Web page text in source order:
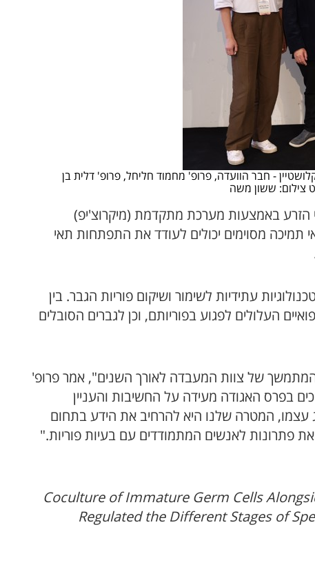
- חבר הוועדה, פרופ' מחמוד חליחל, פרופ' דלית בן
צילום: ששון משה
הזרע באמצעות מערכת מתקדמת (מיקרוצ'יפ)
מסוימים יכולים לעודד את התפתחות תאי
עתידיות לשימור ושיקום פוריות הגבר. בין
העלולים לפגוע בפוריותם, וכן לגברים הסובלים
של צוות המעבדה לאורך השנים", אמר פרופ'
בפרס האגודה מעידה על החשיבות והעניין
המטרה שלנו היא להרחיב את הידע בתחום
פתרונות לאנשים המתמודדים עם בעיות פוריות."
Coculture of Immature Germ Cells
Regulated the Different Stages of